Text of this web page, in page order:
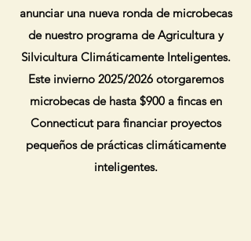
anunciar una nueva ronda de microbecas
de nuestro programa de Agricultura y
Silvicultura Climáticamente Inteligentes.
Este invierno 2025/2026 otorgaremos
microbecas de hasta $900 a fincas en
Connecticut para financiar proyectos
pequeños de prácticas climáticamente
inteligentes.